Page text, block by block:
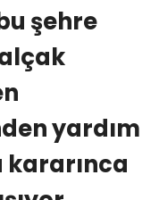
şehre
yardım
kararınca